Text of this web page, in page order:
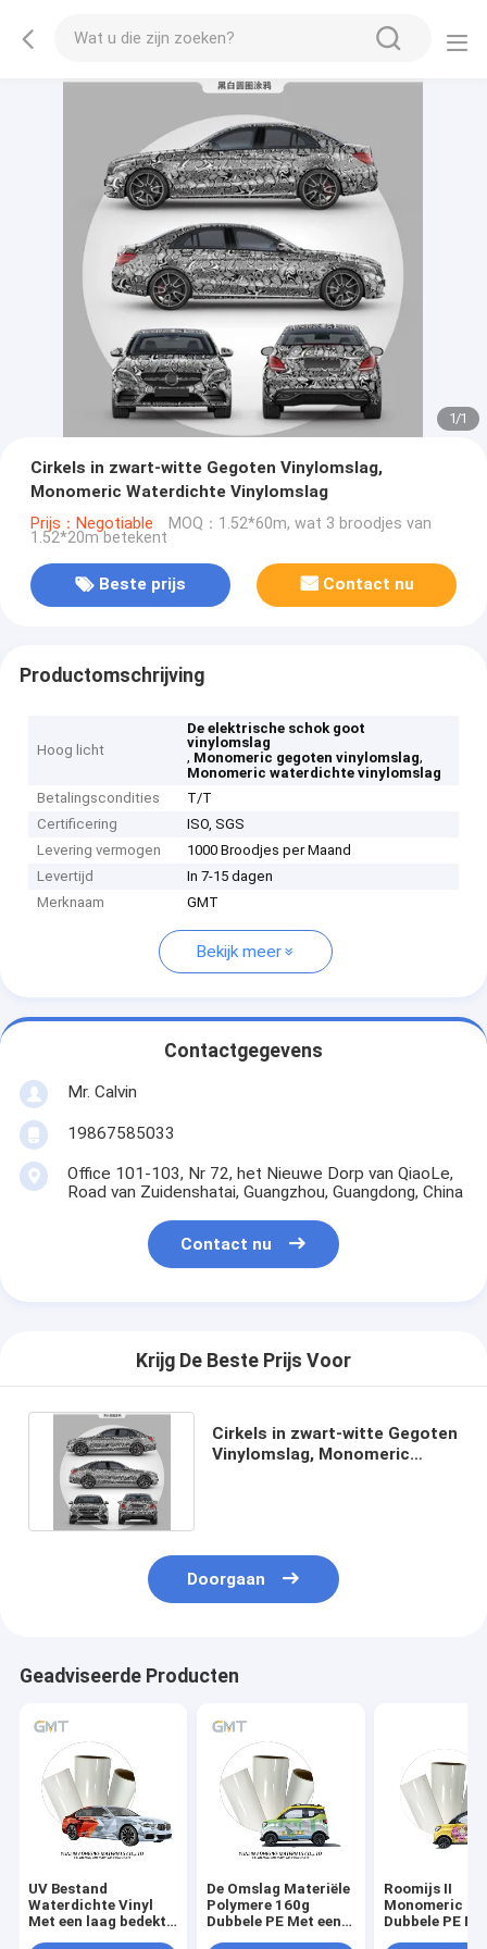
1/1
Cirkels in zwart-witte Gegoten Vinylomslag,
Monomeric Waterdichte Vinylomslag
Prijs：Negotiable MOQ：1.52*60m, wat 3 broodjes van
1.52*20m betekent
Beste prijs Contact nu
Productomschrijving
Hoog licht
De elektrische schok goot
vinylomslag
, Monomeric gegoten vinylomslag,
Monomeric waterdichte vinylomslag
Betalingscondities
T/T
Certificering
ISO, SGS
Levering vermogen
1000 Broodjes per Maand
Levertijd
In 7-15 dagen
Merknaam
GMT
Bekijk meer
Contactgegevens
Mr. Calvin
19867585033
Office 101-103, Nr 72, het Nieuwe Dorp van QiaoLe,
Road van Zuidenshatai, Guangzhou, Guangdong, China
Contact nu
Krijg De Beste Prijs Voor
Cirkels in zwart-witte Gegoten
Vinylomslag, Monomeric
Doorgaan
Geadviseerde Producten
UV Bestand
Waterdichte Vinyl
Met een laag bedekt
De Omslag Materiële
Polymere 160g
Dubbele PE Met een
Roomijs II
Monomeric
Dubbele PE